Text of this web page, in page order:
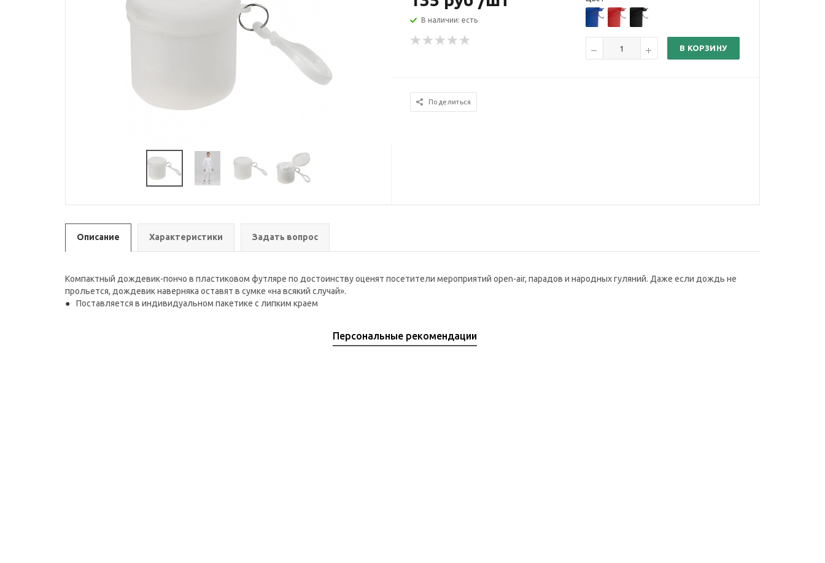
В наличии: есть
В КОРЗИНУ
Поделиться
Описание Характеристики Задать вопрос
Компактный дождевик-пончо в пластиковом футляре по достоинству оценят посетители мероприятий open-air, парадов и народных гуляний. Даже если дождь не
прольется, дождевик наверняка оставят в сумке «на всякий случай».
Поставляется в индивидуальном пакетике с липким краем
Персональные рекомендации